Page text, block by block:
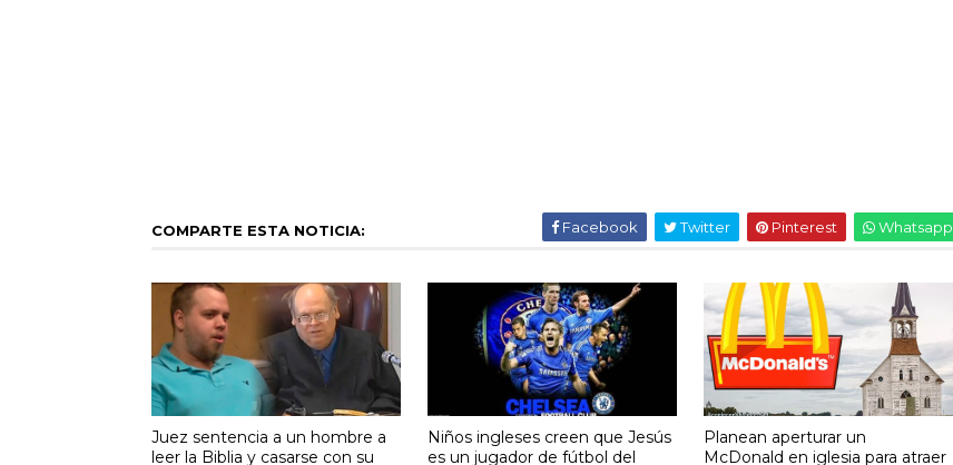
COMPARTE ESTA NOTICIA: Facebook Twitter Pinterest Whatsapp
Juez sentencia a un hombre a
leer la Biblia y casarse con su
Niños ingleses creen que Jesús
es un jugador de fútbol del
Planean aperturar un
McDonald en iglesia para atraer